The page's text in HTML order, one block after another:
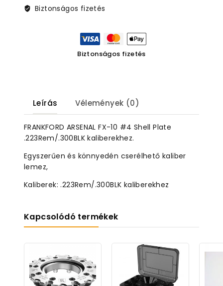
Biztonságos fizetés
Biztonságos fizetés
Leírás Vélemények (0)
FRANKFORD ARSENAL FX-10 #4 Shell Plate
.223Rem/.300BLK kaliberekhez.
Egyszerűen és könnyedén cserélhető kaliber
lemez,
Kaliberek: .223Rem/.300BLK kaliberekhez
Kapcsolódó termékek